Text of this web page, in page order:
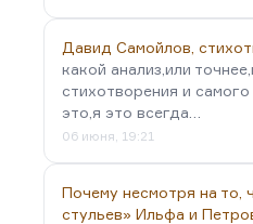
Давид Самойлов,
какой анализ,или
стихотворения и
это,я это всегда…
06 июня, 19:21
Почему несмотря на то,
стульев» Ильфа и